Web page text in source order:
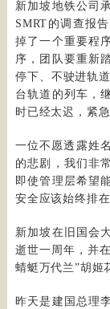
新加坡地铁公司
SMRT的调查报
掉了一个重要程
序，团队要重新
停下、不驶进轨
台轨道的列车，
时已经太迟，紧
一位不愿透露姓
的悲剧，我们非
即使管理层希望
安全应该始终排
新加坡在旧国会
逝世一周年，并
蜻蜓万代兰”胡姬
昨天是建国总理